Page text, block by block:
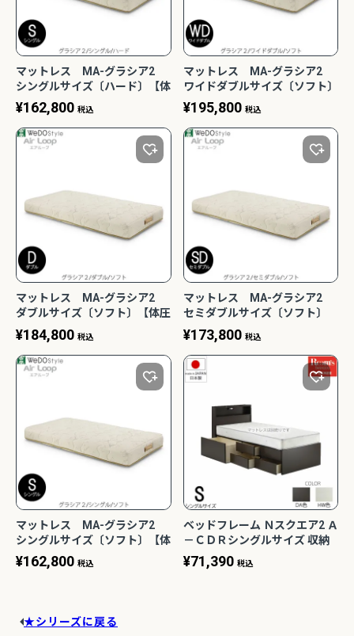
マットレス MA-グラシア2
シングルサイズ〔ハード〕【体
圧分散/快適/寝室/清潔/エコ素
材/ノンコイル/ウィドゥ・スタ
イル】
¥162,800 税込
マットレス MA-グラシア2
ワイドダブルサイズ〔ソフト〕
【体圧分散/快適/寝室/清潔/エ
コ素材/ノンコイル/ウィドゥ・
スタイル】
¥195,800 税込
マットレス MA-グラシア2
ダブルサイズ〔ソフト〕【体圧
分散/快適/寝室/清潔/エコ素材/
ノンコイル/ウィドゥ・スタイ
ル】
¥184,800 税込
マットレス MA-グラシア2
セミダブルサイズ〔ソフト〕
【体圧分散/快適/寝室/清潔/エ
コ素材/ノンコイル/ウィドゥ・
スタイル】
¥173,800 税込
マットレス MA-グラシア2
シングルサイズ〔ソフト〕【体
圧分散/快適/寝室/清潔/エコ素
材/ノンコイル/ウィドゥ・スタ
¥162,800 税込
ベッドフレーム Ｎスクエア2 Ａ
－ＣＤＲシングルサイズ 収納
付 キャビネットタイプ LED照
明付
¥71,390 税込
★シリーズに戻る